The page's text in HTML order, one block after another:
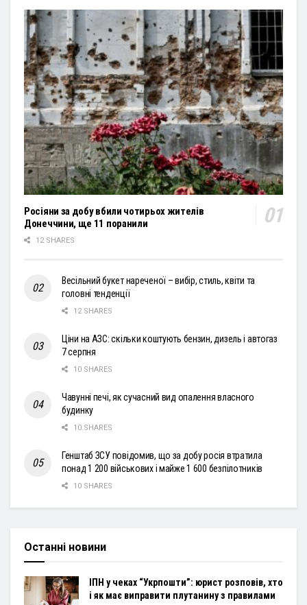
Росіяни за добу вбили чотирьох жителів
Донеччини, ще 11 поранили
12 SHARES
Весільний букет нареченої – вибір, стиль, квіти та
головні тенденції
12 SHARES
Ціни на АЗС: скільки коштують бензин, дизель і автогаз
7 серпня
10 SHARES
Чавунні печі, як сучасний вид опалення власного
будинку
10 SHARES
Генштаб ЗСУ повідомив, що за добу росія втратила
понад 1 200 військових і майже 1 600 безпілотників
10 SHARES
Останні новини
ІПН у чеках “Укрпошти”: юрист розповів, хто
і як має виправити плутанину з правилами